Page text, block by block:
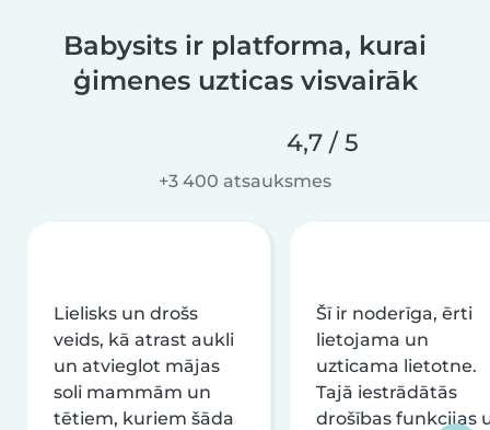
Babysits ir platforma, kurai
ģimenes uzticas visvairāk
4,7 / 5
+3 400 atsauksmes
Lielisks un drošs
veids, kā atrast aukli
un atvieglot mājas
soli mammām un
tētiem, kuriem šāda
Šī ir noderīga, ērti
lietojama un
uzticama lietotne.
Tajā iestrādātās
drošības funkcijas